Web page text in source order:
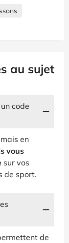
au sujet
code
en
vous
sur vos
de sport.
de